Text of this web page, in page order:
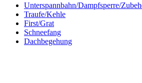
Unterspannbahn/Dampfsperre/
Traufe/Kehle
First/Grat
Schneefang
Dachbegehung